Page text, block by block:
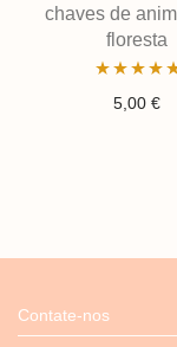
chaves de
floresta
Avaliação
5,00 €
Contate-nos